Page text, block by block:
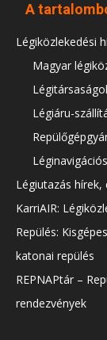
A
Légiközlekedési
Magyar
Légiáru-
Légiutazás
KarriAIR:
Repülés:
katonai repülés
REPNAPtár –
rendezvények